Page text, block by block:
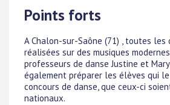
Points forts
A Chalon-sur-Saône (71) , toutes les
réalisées sur des musiques
professeurs de danse Justine et
également préparer les élèves qui
concours de danse, que ceux-ci
nationaux.